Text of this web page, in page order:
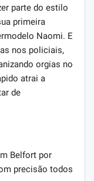
parte do estilo
primeira
Naomi. E
nos policiais,
orgias no
atrai a
de
Belfort por
precisão todos